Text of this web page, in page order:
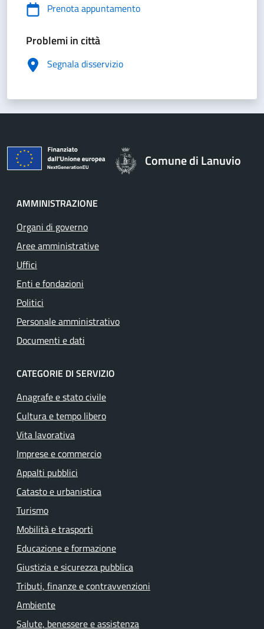
Prenota appuntamento
Problemi in città
Segnala disservizio
Comune di Lanuvio
AMMINISTRAZIONE
Organi di governo
Aree amministrative
Uffici
Enti e fondazioni
Politici
Personale amministrativo
Documenti e dati
CATEGORIE DI SERVIZIO
Anagrafe e stato civile
Cultura e tempo libero
Vita lavorativa
Imprese e commercio
Appalti pubblici
Catasto e urbanistica
Turismo
Mobilità e trasporti
Educazione e formazione
Giustizia e sicurezza pubblica
Tributi, finanze e contravvenzioni
Ambiente
Salute, benessere e assistenza